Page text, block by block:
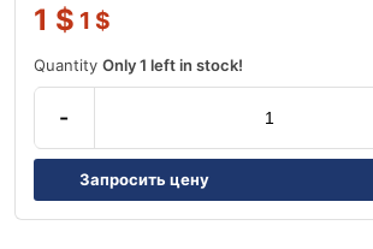
1 $ 1 $
Quantity Only 1 left in stock!
-
Запросить цену